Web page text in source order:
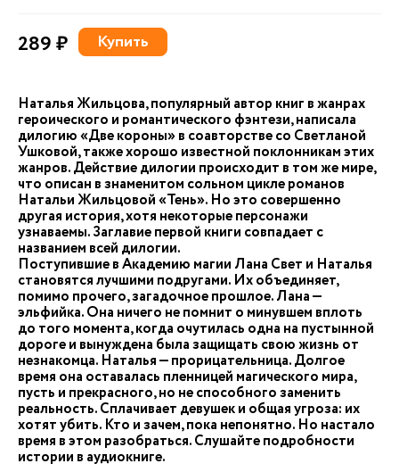
289 ₽ Купить
Наталья Жильцова, популярный автор книг в жанрах
героического и романтического фэнтези, написала
дилогию «Две короны» в соавторстве со Светланой
Ушковой, также хорошо известной поклонникам этих
жанров. Действие дилогии происходит в том же мире,
что описан в знаменитом сольном цикле романов
Натальи Жильцовой «Тень». Но это совершенно
другая история, хотя некоторые персонажи
узнаваемы. Заглавие первой книги совпадает с
названием всей дилогии.
Поступившие в Академию магии Лана Свет и Наталья
становятся лучшими подругами. Их объединяет,
помимо прочего, загадочное прошлое. Лана —
эльфийка. Она ничего не помнит о минувшем вплоть
до того момента, когда очутилась одна на пустынной
дороге и вынуждена была защищать свою жизнь от
незнакомца. Наталья — прорицательница. Долгое
время она оставалась пленницей магического мира,
пусть и прекрасного, но не способного заменить
реальность. Сплачивает девушек и общая угроза: их
хотят убить. Кто и зачем, пока непонятно. Но настало
время в этом разобраться. Слушайте подробности
истории в аудиокниге.